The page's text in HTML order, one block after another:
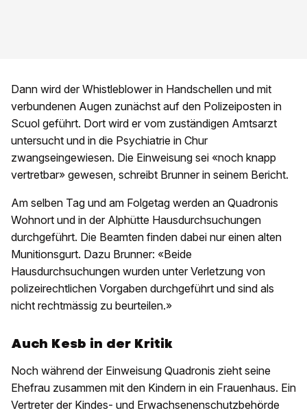
Dann wird der Whistleblower in Handschellen und mit
verbundenen Augen zunächst auf den Polizeiposten in
Scuol geführt. Dort wird er vom zuständigen Amtsarzt
untersucht und in die Psychiatrie in Chur
zwangseingewiesen. Die Einweisung sei «noch knapp
vertretbar» gewesen, schreibt Brunner in seinem Bericht.
Am selben Tag und am Folgetag werden an Quadronis
Wohnort und in der Alphütte Hausdurchsuchungen
durchgeführt. Die Beamten finden dabei nur einen alten
Munitionsgurt. Dazu Brunner: «Beide
Hausdurchsuchungen wurden unter Verletzung von
polizeirechtlichen Vorgaben durchgeführt und sind als
nicht rechtmässig zu beurteilen.»
Auch Kesb in der Kritik
Noch während der Einweisung Quadronis zieht seine
Ehefrau zusammen mit den Kindern in ein Frauenhaus. Ein
Vertreter der Kindes- und Erwachsenenschutzbehörde